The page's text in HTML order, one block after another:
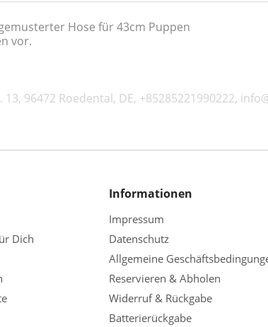
Hose für 43cm Puppen
vor.
96472 Roedental, DE, +85285221990222,
Dich
Informationen
Impressum
Datenschutz
Allgemeine
Reservieren & Abholen
Widerruf & Rückgabe
Batterierückgabe